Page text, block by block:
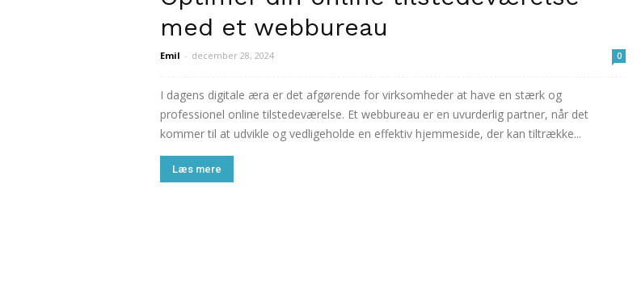
med et webbureau
Emil - december 28, 2024 0
I dagens digitale æra er det afgørende for virksomheder at have en stærk og
professionel online tilstedeværelse. Et webbureau er en uvurderlig partner, når det
kommer til at udvikle og vedligeholde en effektiv hjemmeside, der kan tiltrække...
Læs mere